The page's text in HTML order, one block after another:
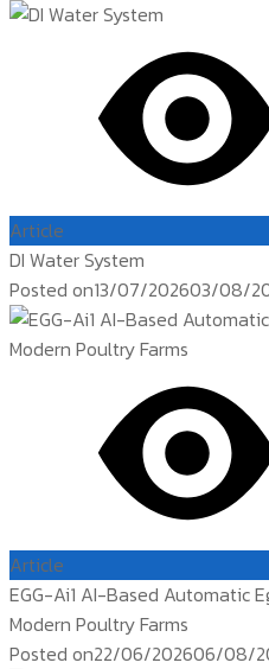
Article
DI Water System
Posted on13/07/202603/08/
Article
EGG-Ai1 AI-Based Automatic
Modern Poultry Farms
Posted on22/06/202606/08/